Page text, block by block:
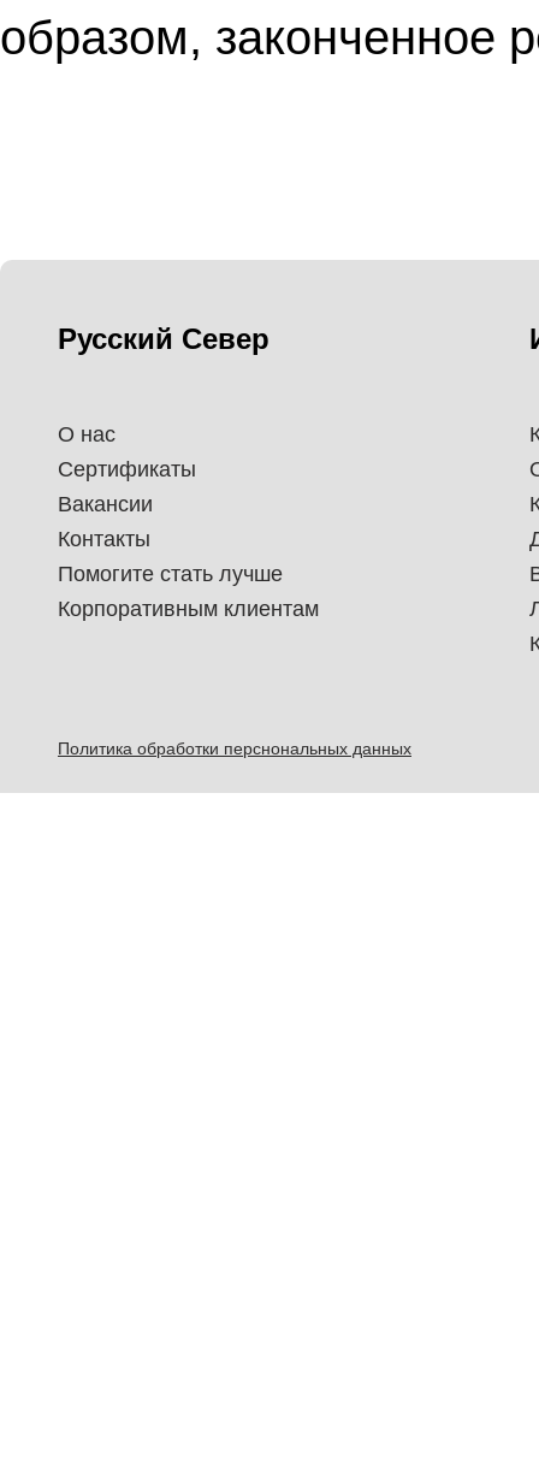
образом, законченное
Русский Север
О нас
Сертификаты
Вакансии
Контакты
Помогите стать лучше
Корпоративным клиентам
Политика обработки перснональных данных